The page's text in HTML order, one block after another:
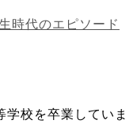
時代のエピソード
校を卒業していま